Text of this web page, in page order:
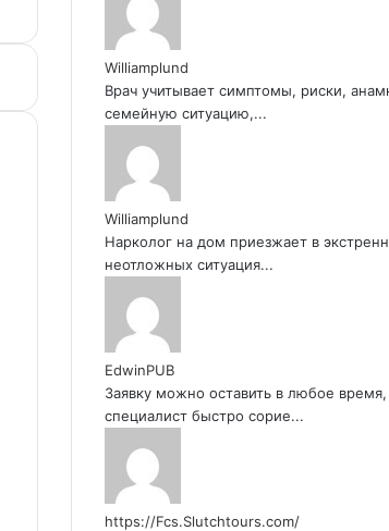
Williamplund
Врач учитывает симптомы, риски,
семейную ситуацию,...
Williamplund
Нарколог на дом приезжает в
неотложных ситуация...
EdwinPUB
Заявку можно оставить в любое время,
специалист быстро сорие...
https://Fcs.Slutchtours.com/